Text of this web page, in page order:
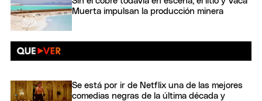
Muerta impulsan la producción minera
Se está por ir de Netflix una de las mejores
comedias negras de la última década y